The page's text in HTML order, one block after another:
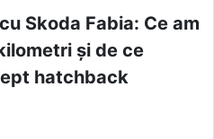
Skoda Fabia: Ce am
și de ce
hatchback